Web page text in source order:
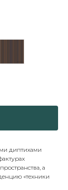
диптихами
а
«техники